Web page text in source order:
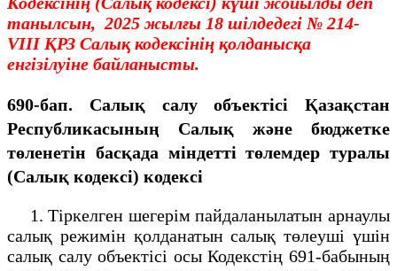
танылсын, 2025 жылғы 18 шілдедегі № 214-
VIII ҚРЗ Салық кодексінің қолданысқа
енгізілуіне байланысты.
690-бап. Салық салу объектісі Қазақстан
Республикасының Салық және бюджетке
төленетін басқада міндетті төлемдер туралы
(Салық кодексі) кодексі
1. Тіркелген шегерім пайдаланылатын арнаулы
салық режимін қолданатын салық төлеуші үшін
салық салу объектісі осы Кодекстің 691-бабының